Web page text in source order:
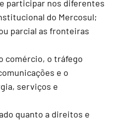
participar nos diferentes
do Mercosul;
parcial as fronteiras
comércio, o tráfego
e o
serviços e
quanto a direitos e